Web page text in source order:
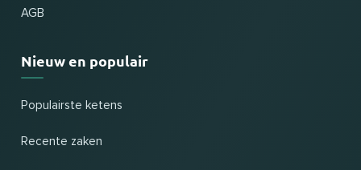
AGB
Nieuw en populair
Populairste ketens
Recente zaken